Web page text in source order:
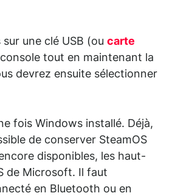
une clé USB (ou carte
tout en maintenant la
devrez ensuite sélectionner
fois Windows installé. Déjà,
de conserver SteamOS
disponibles, les haut-
de Microsoft. Il faut
en Bluetooth ou en